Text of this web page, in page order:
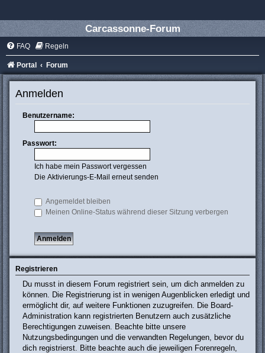
Carcassonne-Forum
FAQ Regeln
Portal Forum
Anmelden
Benutzername:
Passwort:
Ich habe mein Passwort vergessen
Die Aktivierungs-E-Mail erneut senden
Angemeldet bleiben
Meinen Online-Status während dieser Sitzung verbergen
Registrieren
Du musst in diesem Forum registriert sein, um dich anmelden zu
können. Die Registrierung ist in wenigen Augenblicken erledigt und
ermöglicht dir, auf weitere Funktionen zuzugreifen. Die Board-
Administration kann registrierten Benutzern auch zusätzliche
Berechtigungen zuweisen. Beachte bitte unsere
Nutzungsbedingungen und die verwandten Regelungen, bevor du
dich registrierst. Bitte beachte auch die jeweiligen Forenregeln,